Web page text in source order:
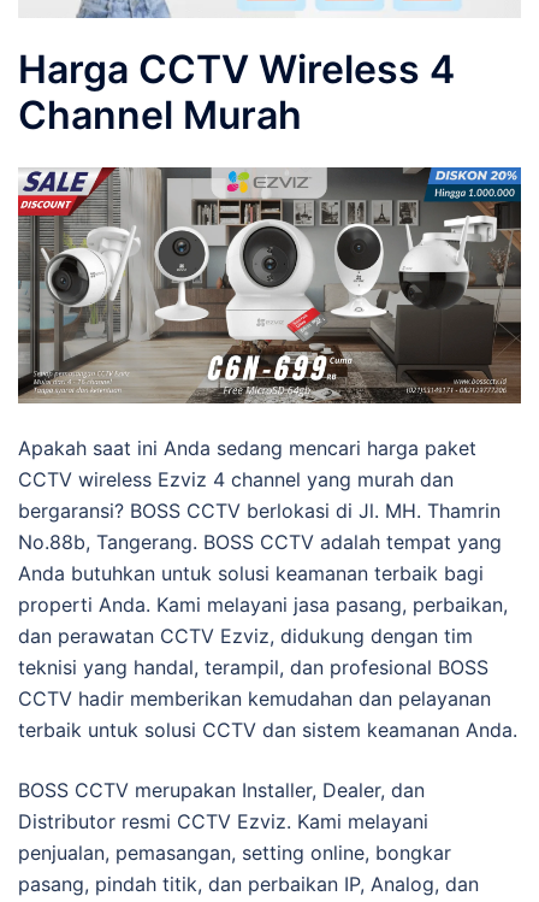
Harga CCTV Wireless 4
Channel Murah
Apakah saat ini Anda sedang mencari harga paket
CCTV wireless Ezviz 4 channel yang murah dan
bergaransi? BOSS CCTV berlokasi di Jl. MH. Thamrin
No.88b, Tangerang. BOSS CCTV adalah tempat yang
Anda butuhkan untuk solusi keamanan terbaik bagi
properti Anda. Kami melayani jasa pasang, perbaikan,
dan perawatan CCTV Ezviz, didukung dengan tim
teknisi yang handal, terampil, dan profesional BOSS
CCTV hadir memberikan kemudahan dan pelayanan
terbaik untuk solusi CCTV dan sistem keamanan Anda.
BOSS CCTV merupakan Installer, Dealer, dan
Distributor resmi CCTV Ezviz. Kami melayani
penjualan, pemasangan, setting online, bongkar
pasang, pindah titik, dan perbaikan IP, Analog, dan